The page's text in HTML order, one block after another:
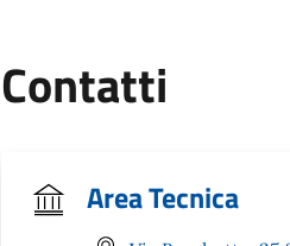
Contatti
Area Tecnica